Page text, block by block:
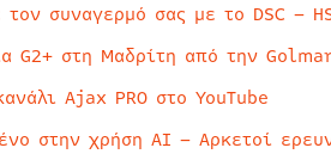
συναγερμό σας με το DSC –
G2+ στη Μαδρίτη από την
Ajax PRO στο YouTube
στην χρήση AI – Αρκετοί